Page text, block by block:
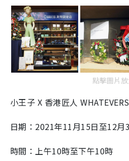
點擊圖片
小王子 X 香港匠人
日期：2021年11月15日至12月
時間：上午10時至下午10時